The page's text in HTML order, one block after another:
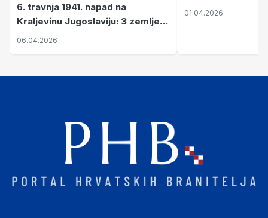
6. travnja 1941. napad na
Kraljevinu Jugoslaviju: 3 zemlje
nastale njenim raspadom
06.04.2026
01.04.2026